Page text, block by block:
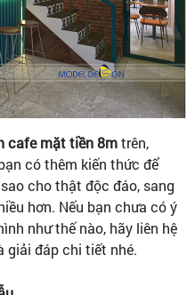
cafe mặt tiền 8mtrên,
có thêm kiến thức để
cho thật độc đáo, sang
hơn. Nếu bạn chưa có ý
như thế nào, hãy liên hệ
giải đáp chi tiết nhé.